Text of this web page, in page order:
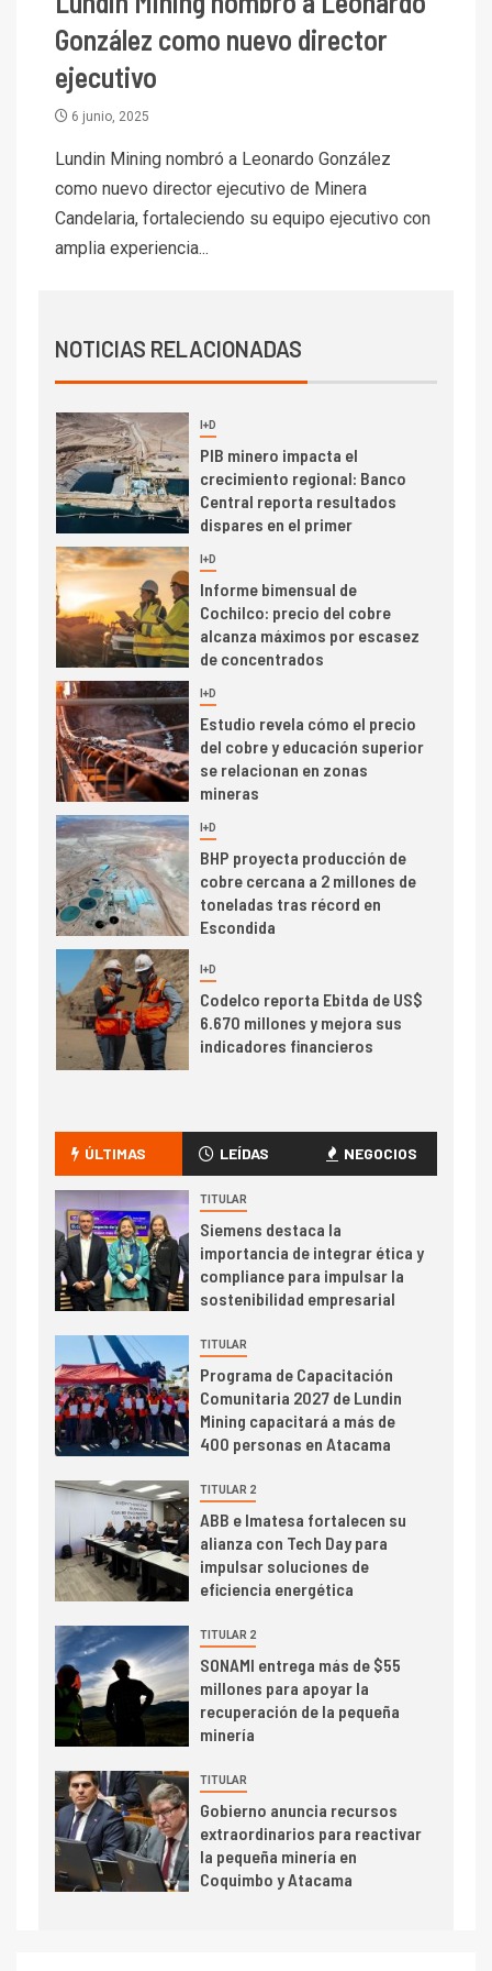
González como nuevo director
ejecutivo
6 junio, 2025
Lundin Mining nombró a Leonardo González
como nuevo director ejecutivo de Minera
Candelaria, fortaleciendo su equipo ejecutivo con
amplia experiencia...
NOTICIAS RELACIONADAS
1 I+D
Codelco Ventanas prueba
camión 100% eléctrico para
transportar cátodos al Puerto
de San Antonio
Producción minera en mayo de
2026 cae 10,6%
3 I+D
PIB minero impacta el
crecimiento regional: Banco
Central reporta resultados
dispares en el primer
4 I+D
Informe bimensual de
Cochilco: precio del cobre
alcanza máximos por escasez
de concentrados
5 I+D
Estudio revela cómo el precio
del cobre y educación superior
se relacionan en zonas
mineras
6 I+D
BHP proyecta producción de
cobre cercana a 2 millones de
toneladas tras récord en
Escondida
I+D
Codelco reporta Ebitda de US$
6.670 millones y mejora sus
indicadores financieros
camión 100% eléctrico para
transportar cátodos al Puerto
de San Antonio
2
I+D
Producción minera en mayo de
2026 cae 10,6%
3
PIB minero impacta el
crecimiento regional: Banco
Central reporta resultados
trimestre
I+D
Informe bimensual de
Cochilco: precio del cobre
alcanza máximos por escasez
de concentrados
5 I+D
Estudio revela cómo el precio
del cobre y educación superior
se relacionan en zonas
mineras
6
BHP proyecta producción de
cobre cercana a 2 millones de
toneladas tras récord en
Escondida
ÚLTIMAS LEÍDAS NEGOCIOS
TITULAR
Siemens destaca la
importancia de integrar ética y
compliance para impulsar la
sostenibilidad empresarial
TITULAR
Programa de Capacitación
Comunitaria 2027 de Lundin
Mining capacitará a más de
400 personas en Atacama
TITULAR 2
ABB e Imatesa fortalecen su
alianza con Tech Day para
impulsar soluciones de
eficiencia energética
TITULAR 2
SONAMI entrega más de $55
millones para apoyar la
recuperación de la pequeña
minería
TITULAR
Gobierno anuncia recursos
extraordinarios para reactivar
la pequeña minería en
Coquimbo y Atacama